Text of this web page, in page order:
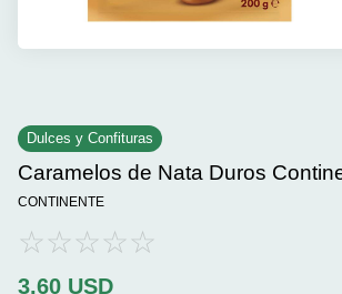
Dulces y Confituras
Caramelos de Nata Duros
CONTINENTE
3,60 USD